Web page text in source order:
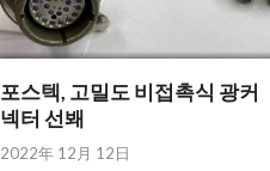
포스텍, 고밀도 비접촉식 광커
넥터 선봬
2022年 12月 12日